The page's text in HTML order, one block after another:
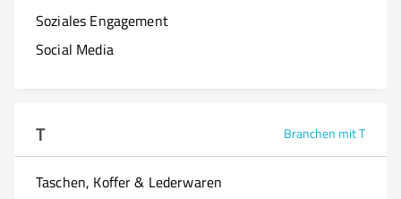
Soziales Engagement
Social Media
T Branchen mit T
Taschen, Koffer & Lederwaren